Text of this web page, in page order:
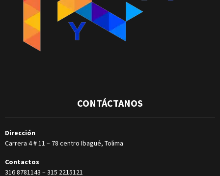
CONTÁCTANOS
Dirección
Carrera 4 # 11 – 78 centro Ibagué, Tolima
Contactos
316 8781143 –315 2215121